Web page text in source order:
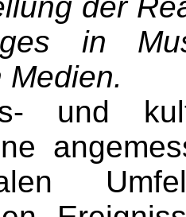
in
Medien.
und